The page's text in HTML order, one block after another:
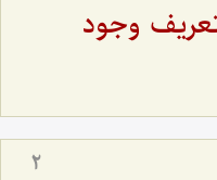
وجود
2